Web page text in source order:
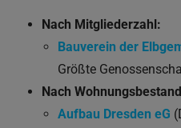
Nach Mitgliederzahl:
Bauverein der
Größte
Nach
Aufbau Dresden eG